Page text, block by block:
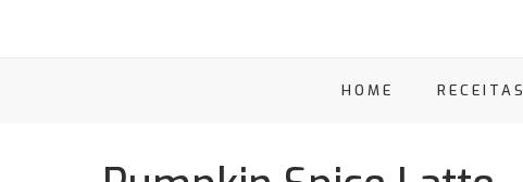
HOME RECEITAS